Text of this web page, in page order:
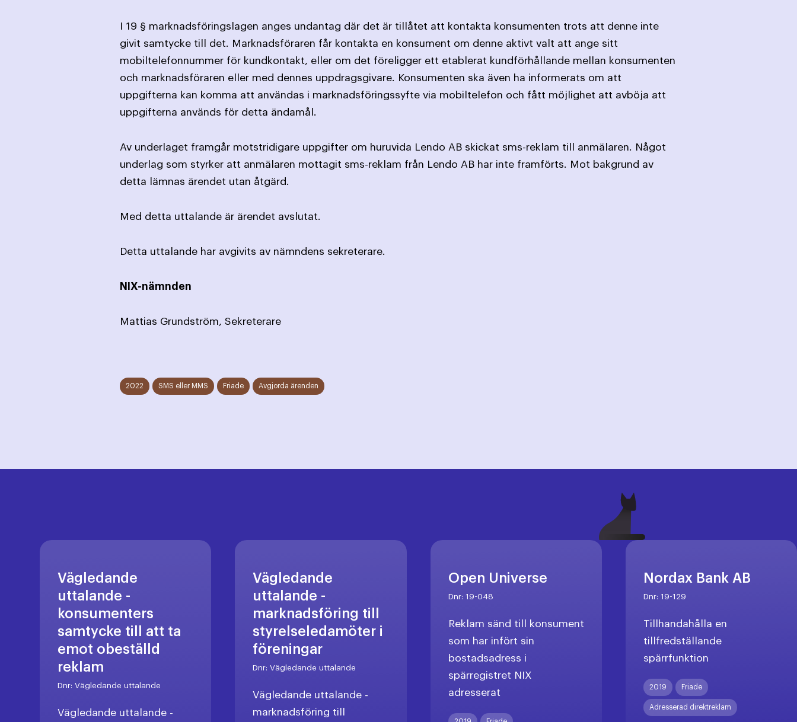
I 19 § marknadsföringslagen anges undantag där det är tillåtet att kontakta konsumenten trots att denne inte
givit samtycke till det. Marknadsföraren får kontakta en konsument om denne aktivt valt att ange sitt
mobiltelefonnummer för kundkontakt, eller om det föreligger ett etablerat kundförhållande mellan konsumenten
och marknadsföraren eller med dennes uppdragsgivare. Konsumenten ska även ha informerats om att
uppgifterna kan komma att användas i marknadsföringssyfte via mobiltelefon och fått möjlighet att avböja att
uppgifterna används för detta ändamål.
Av underlaget framgår motstridigare uppgifter om huruvida Lendo AB skickat sms-reklam till anmälaren. Något
underlag som styrker att anmälaren mottagit sms-reklam från Lendo AB har inte framförts. Mot bakgrund av
detta lämnas ärendet utan åtgärd.
Med detta uttalande är ärendet avslutat.
Detta uttalande har avgivits av nämndens sekreterare.
NIX-nämnden
Mattias Grundström, Sekreterare
2022 SMS eller MMS Friade Avgjorda ärenden
Vägledande
uttalande -
konsumenters
samtycke till att ta
emot obeställd
reklam
Dnr:Vägledande uttalande
Vägledande uttalande -
Vägledande
uttalande -
marknadsföring till
styrelseledamöter i
föreningar
Dnr:Vägledande uttalande
Vägledande uttalande -
marknadsföring till
Open Universe
Dnr: 19-048
Reklam sänd till konsument
som har infört sin
bostadsadress i
spärregistret NIX
adresserat
Nordax Bank AB
Dnr: 19-129
Tillhandahålla en
tillfredställande
spärrfunktion
2019 Friade
Adresserad direktreklam